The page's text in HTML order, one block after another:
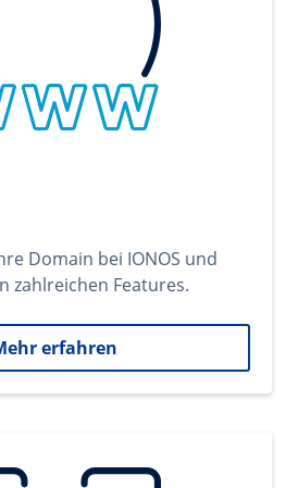
Domain bei IONOS und
zahlreichen Features.
erfahren